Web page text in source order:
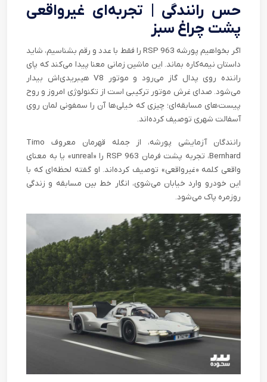
حس رانندگی | تجربه‌ای غیرواقعی
پشت چراغ سبز
اگر بخواهیم پورشه 963 RSP را فقط با عدد و رقم بشناسیم، شاید
داستان نیمه‌کاره بماند. این ماشین زمانی معنا پیدا می‌کند که پای
راننده روی پدال گاز می‌رود و موتور V8 هیبریدی‌اش بیدار
می‌شود. صدای غرش موتور ترکیبی است از تکنولوژی امروز و روح
پیست‌های مسابقه‌ای؛ چیزی که خیلی‌ها آن را سمفونی لمان روی
آسفالت شهری توصیف کرده‌اند.
رانندگان آزمایشی پورشه، از جمله قهرمان معروف Timo
Bernhard، تجربه پشت فرمان 963 RSP را «unreal» یا به معنای
واقعی کلمه «غیرواقعی» توصیف کرده‌اند. او گفته لحظه‌ای که با
این خودرو وارد خیابان می‌شوی، انگار خط بین مسابقه و زندگی
روزمره پاک می‌شود.